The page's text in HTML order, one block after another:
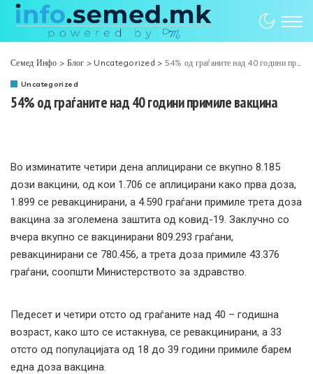
Семед Инфо > Блог > Uncategorized > 54% од граѓаните над 40 години примиле вакцина
Uncategorized
54% од граѓаните над 40 години примиле вакцина
Во изминатите четири дена аплицирани се вкупно 8.185
дози вакцини, од кои 1.706 се аплицирани како прва доза,
1.899 се ревакцинирани, а 4.590 граѓани примиле трета доза
вакцина за зголемена заштита од ковид-19. Заклучно со
вчера вкупно се вакцинирани 809.293 граѓани,
ревакцинирани се 780.456, а трета доза примиле 43.376
граѓани, соопшти Министерството за здравство.
Педесет и четири отсто од граѓаните над 40 – годишна
возраст, како што се истакнува, се ревакцинирани, а 33
отсто од популацијата од 18 до 39 години примиле барем
една доза вакцина.